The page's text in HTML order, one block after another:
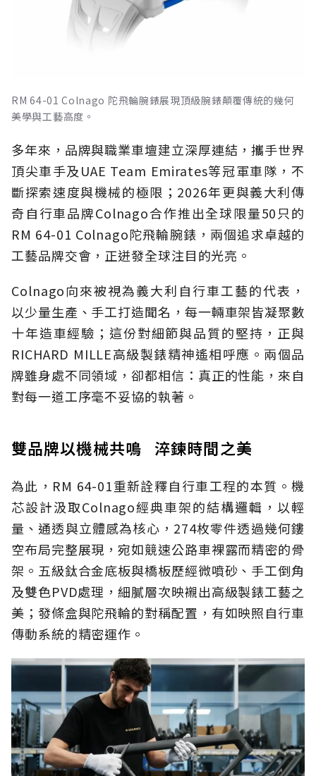
RM 64-01 Colnago 陀飛輪腕錶展現頂級腕錶顛覆傳統的幾何
美學與工藝高度。
多年來，品牌與職業車壇建立深厚連結，攜手世界
頂尖車手及UAE Team Emirates等冠軍車隊，不
斷探索速度與機械的極限；2026年更與義大利傳
奇自行車品牌Colnago合作推出全球限量50只的
RM 64-01 Colnago陀飛輪腕錶，兩個追求卓越的
工藝品牌交會，正迸發全球注目的光亮。
Colnago向來被視為義大利自行車工藝的代表，
以少量生產、手工打造聞名，每一輛車架皆凝聚數
十年造車經驗；這份對細節與品質的堅持，正與
RICHARD MILLE高級製錶精神遙相呼應。兩個品
牌雖身處不同領域，卻都相信：真正的性能，來自
對每一道工序毫不妥協的執著。
雙品牌以機械共鳴 淬鍊時間之美
為此，RM 64-01重新詮釋自行車工程的本質。機
芯設計汲取Colnago經典車架的結構邏輯，以輕
量、通透與立體感為核心，274枚零件透過幾何鏤
空布局完整展現，宛如競速公路車裸露而精密的骨
架。五級鈦合金底板與橋板歷經微噴砂、手工倒角
及雙色PVD處理，細膩層次映襯出高級製錶工藝之
美；發條盒與陀飛輪的對稱配置，有如映照自行車
傳動系統的精密運作。